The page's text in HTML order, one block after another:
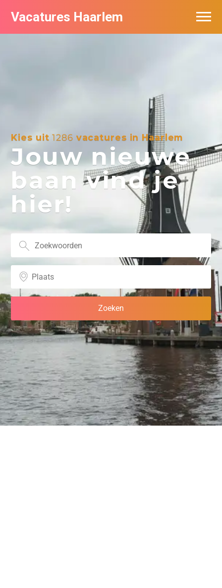
Vacatures Haarlem
Kies uit1286 vacatures in Haarlem
Jouw nieuwe
baan vind je
hier!
Vacatures per bedrijf in Haarlem